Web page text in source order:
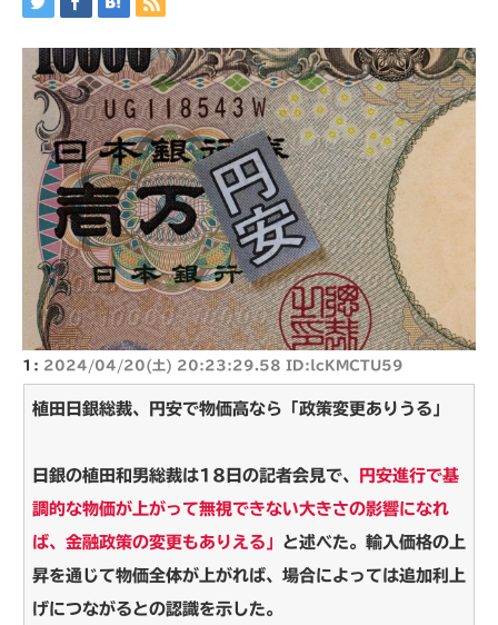
1: 2024/04/20(土) 20:23:29.58 ID:lcKMCTU59
植田日銀総裁、円安で物価高なら「政策変更ありうる」
日銀の植田和男総裁は18日の記者会見で、
円安進行で基
調的な物価が上がって無視できない大きさの影響になれ
ば、金融政策の変更もありえる」 と述べた。輸入価格の上
昇を通じて物価全体が上がれば、場合によっては追加利上
げにつながるとの認識を示した。